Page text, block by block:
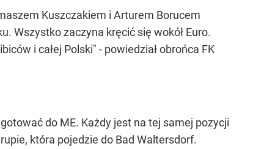
Kuszczakiem i Arturem Borucem
Wszystko zaczyna kręcić się wokół Euro.
i całej Polski" - powiedział obrońca FK
do ME. Każdy jest na tej samej pozycji
która pojedzie do Bad Waltersdorf.